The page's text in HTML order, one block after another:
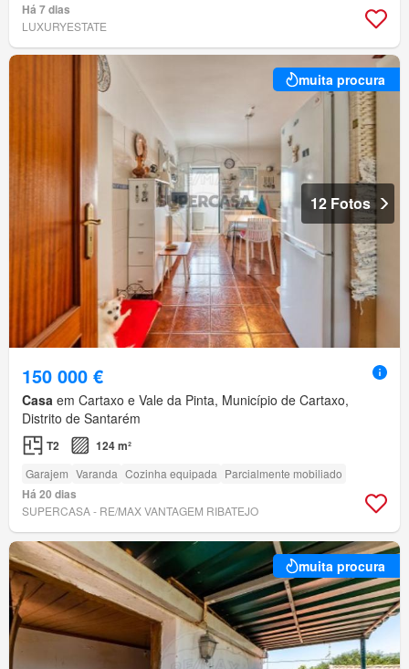
Há 7 dias
LUXURYESTATE
muita procura
12 Fotos
150 000 €
Casa em Cartaxo e Vale da Pinta, Município de Cartaxo,
Distrito de Santarém
T2 124 m²
Garajem Varanda Cozinha equipada Parcialmente mobiliado
Há 20 dias
SUPERCASA - RE/MAX VANTAGEM RIBATEJO
muita procura